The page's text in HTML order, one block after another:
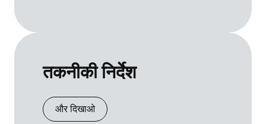
तकनीकी निर्देश
और दिखाओ